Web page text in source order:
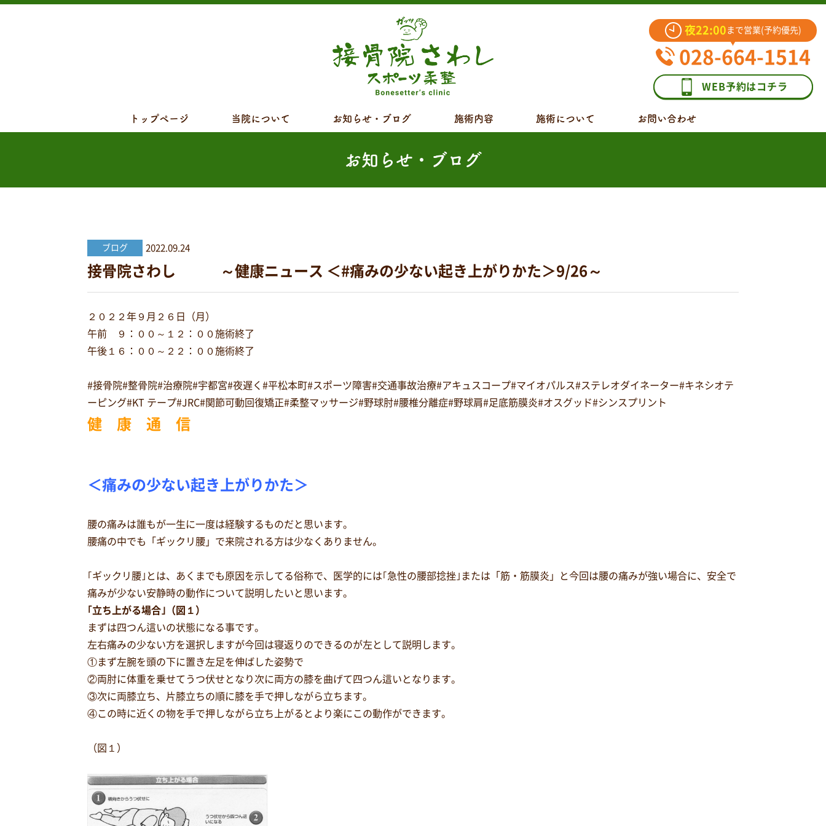
夜22:00 まで営業(予約優先)
028-664-1514
WEB予約はコチラ
トップページ 当院について お知らせ・ブログ 施術内容 施術について お問い合わせ
お知らせ・ブログ
ブログ 2022.09.24
接骨院さわし ～健康ニュース ＜#痛みの少ない起き上がりかた＞9/26～
２０２２年９月２６日（月）
午前 ９：００～１２：００施術終了
午後１６：００～２２：００施術終了
#接骨院#整骨院#治療院#宇都宮#夜遅く#平松本町#スポーツ障害#交通事故治療#アキュスコープ#マイオパルス#ステレオダイネーター#キネシオテ
ーピング#KT テープ#JRC#関節可動回復矯正#柔整マッサージ#野球肘#腰椎分離症#野球肩#足底筋膜炎#オスグッド#シンスプリント
健 康 通 信
＜痛みの少ない起き上がりかた＞
腰の痛みは誰もが一生に一度は経験するものだと思います。
腰痛の中でも「ギックリ腰」で来院される方は少なくありません。
｢ギックリ腰｣とは、あくまでも原因を示してる俗称で、医学的には｢急性の腰部捻挫｣または「筋・筋膜炎」と今回は腰の痛みが強い場合に、安全で
痛みが少ない安静時の動作について説明したいと思います。
｢立ち上がる場合｣（図１）
まずは四つん這いの状態になる事です。
左右痛みの少ない方を選択しますが今回は寝返りのできるのが左として説明します。
①まず左腕を頭の下に置き左足を伸ばした姿勢で
②両肘に体重を乗せてうつ伏せとなり次に両方の膝を曲げて四つん這いとなります。
③次に両膝立ち、片膝立ちの順に膝を手で押しながら立ちます。
④この時に近くの物を手で押しながら立ち上がるとより楽にこの動作ができます。
（図１）